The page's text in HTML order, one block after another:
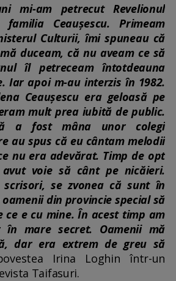
mi-am petrecut Revelionul
Ceauşescu. Primeam
Culturii, îmi spuneau că
duceam, că nu aveam ce să
îl petreceam întotdeauna
Iar apoi m-au interzis în 1982.
Ceauşescu era geloasă pe
mult prea iubită de public.
a fost mâna unor colegi
au spus că eu cântam melodii
nu era adevărat. Timp de opt
voie să cânt pe nicăieri.
se zvonea că sunt în
din provincie special să
ce e cu mine. În acest timp am
mare secret. Oamenii mă
dar era extrem de greu să
Irina Loghin într-un
Taifasuri.